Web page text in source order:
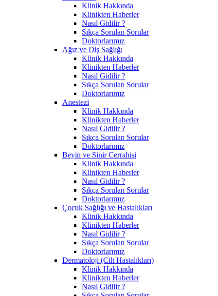
Klinik Hakkında
Klinikten Haberler
Nasıl Gidilir ?
Sıkça Sorulan Sorular
Doktorlarımız
Ağız ve Diş Sağlığı
Klinik Hakkında
Klinikten Haberler
Nasıl Gidilir ?
Sıkça Sorulan Sorular
Doktorlarımız
Anestezi
Klinik Hakkında
Klinikten Haberler
Nasıl Gidilir ?
Sıkça Sorulan Sorular
Doktorlarımız
Beyin ve Sinir Cerrahisi
Klinik Hakkında
Klinikten Haberler
Nasıl Gidilir ?
Sıkça Sorulan Sorular
Doktorlarımız
Çocuk Sağlığı ve Hastalıkları
Klinik Hakkında
Klinikten Haberler
Nasıl Gidilir ?
Sıkça Sorulan Sorular
Doktorlarımız
Dermatoloji (Cilt Hastalıkları)
Klinik Hakkında
Klinikten Haberler
Nasıl Gidilir ?